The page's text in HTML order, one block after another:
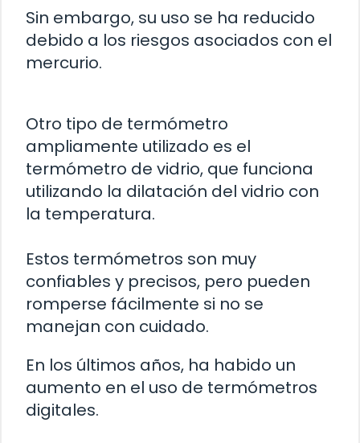
Sin embargo, su uso se ha reducido
debido a los riesgos asociados con el
mercurio.
Otro tipo de termómetro
ampliamente utilizado es el
termómetro de vidrio, que funciona
utilizando la dilatación del vidrio con
la temperatura.
Estos termómetros son muy
confiables y precisos, pero pueden
romperse fácilmente si no se
manejan con cuidado.
En los últimos años, ha habido un
aumento en el uso de termómetros
digitales.